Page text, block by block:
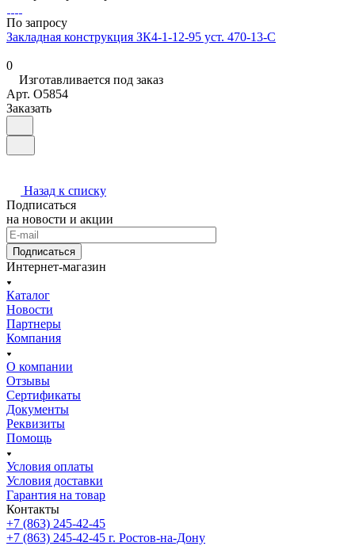
По запросу
Закладная конструкция ЗК4-1-12-95 уст. 470-13-С
0
Изготавливается под заказ
Арт. O5854
Заказать
Назад к списку
Подписаться
на новости и акции
Подписаться
Интернет-магазин
Каталог
Новости
Партнеры
Компания
О компании
Отзывы
Сертификаты
Документы
Реквизиты
Помощь
Условия оплаты
Условия доставки
Гарантия на товар
Контакты
+7 (863) 245-42-45
+7 (863) 245-42-45 г. Ростов-на-Дону